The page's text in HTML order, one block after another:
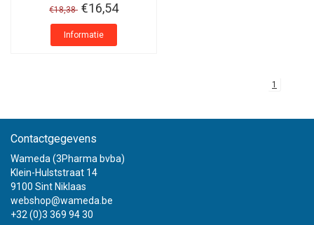
€18,38 €16,54
Informatie
1
Contactgegevens
Wameda (3Pharma bvba)
Klein-Hulststraat 14
9100 Sint Niklaas
webshop@wameda.be
+32 (0)3 369 94 30